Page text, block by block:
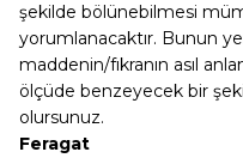
şekilde bölünebilmesi
yorumlanacaktır. Bunun
maddenin/fıkranın asıl
ölçüde benzeyecek bir
olursunuz.
Feragat